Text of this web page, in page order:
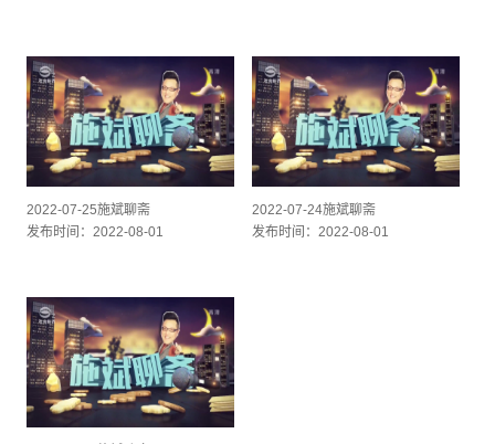
2022-07-25施斌聊斋
发布时间：2022-08-01
2022-07-24施斌聊斋
发布时间：2022-08-01